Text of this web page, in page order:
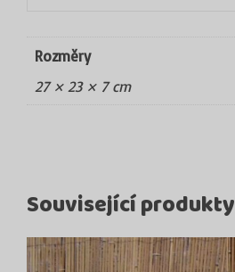
Rozměry
27 × 23 × 7 cm
Související produkty